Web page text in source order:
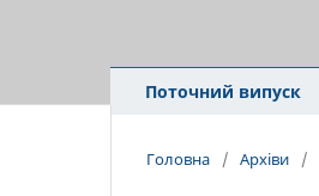
Поточний випуск
Головна / Архіви /